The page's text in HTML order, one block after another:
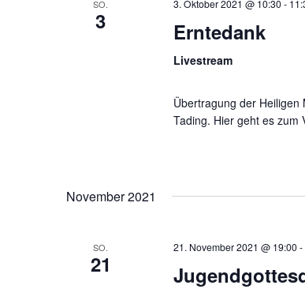
SO.
3
3. Oktober 2021 @ 10:30-
Erntedank
Livestream
Übertragung der
Tading. Hier geht es zum
November 2021
SO.
21
21. November 2021 @ 19:00-